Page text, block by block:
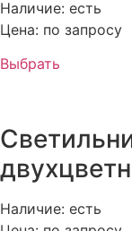
Наличие: есть
Цена: по запросу
Выбрать
Наличие: есть